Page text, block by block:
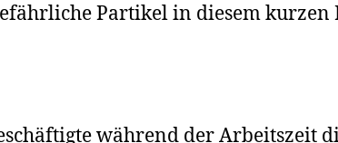
Partikel in diesem kurzen
während der Arbeitszeit